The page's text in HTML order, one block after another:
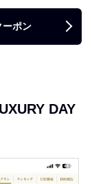
ーポン
DAY